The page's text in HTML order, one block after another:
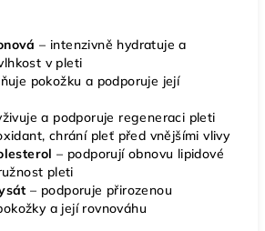
– intenzivně hydratuje a
v pleti
pokožku a podporuje její
a podporuje regeneraci pleti
chrání pleť před vnějšími vlivy
– podporují obnovu lipidové
pleti
– podporuje přirozenou
a její rovnováhu